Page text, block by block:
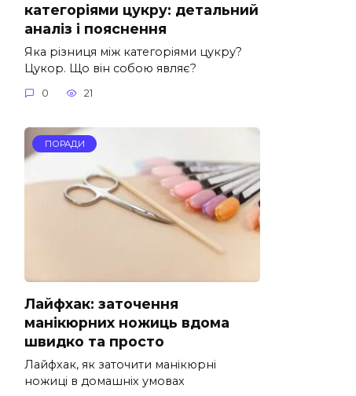
категоріями цукру: детальний
аналіз і пояснення
Яка різниця між категоріями цукру?
Цукор. Що він собою являє?
0 21
ПОРАДИ
Лайфхак: заточення
манікюрних ножиць вдома
швидко та просто
Лайфхак, як заточити манікюрні
ножиці в домашніх умовах